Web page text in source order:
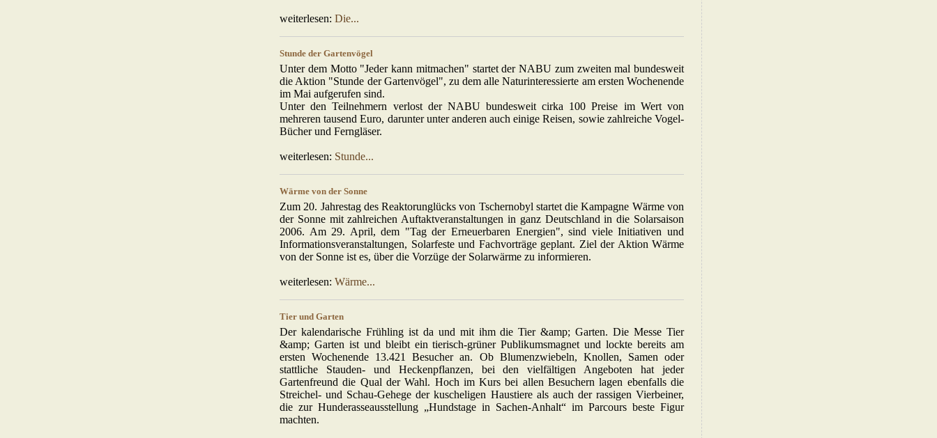
weiterlesen: Die...
Stunde der Gartenvögel
Unter dem Motto "Jeder kann mitmachen" startet der NABU zum zweiten mal bundesweit
die Aktion "Stunde der Gartenvögel", zu dem alle Naturinteressierte am ersten Wochenende
im Mai aufgerufen sind.
Unter den Teilnehmern verlost der NABU bundesweit cirka 100 Preise im Wert von
mehreren tausend Euro, darunter unter anderen auch einige Reisen, sowie zahlreiche Vogel-
Bücher und Ferngläser.
weiterlesen: Stunde...
Wärme von der Sonne
Zum 20. Jahrestag des Reaktorunglücks von Tschernobyl startet die Kampagne Wärme von
der Sonne mit zahlreichen Auftaktveranstaltungen in ganz Deutschland in die Solarsaison
2006. Am 29. April, dem "Tag der Erneuerbaren Energien", sind viele Initiativen und
Informationsveranstaltungen, Solarfeste und Fachvorträge geplant. Ziel der Aktion Wärme
von der Sonne ist es, über die Vorzüge der Solarwärme zu informieren.
weiterlesen: Wärme...
Tier und Garten
Der kalendarische Frühling ist da und mit ihm die Tier &amp; Garten. Die Messe Tier
&amp; Garten ist und bleibt ein tierisch-grüner Publikumsmagnet und lockte bereits am
ersten Wochenende 13.421 Besucher an. Ob Blumenzwiebeln, Knollen, Samen oder
stattliche Stauden- und Heckenpflanzen, bei den vielfältigen Angeboten hat jeder
Gartenfreund die Qual der Wahl. Hoch im Kurs bei allen Besuchern lagen ebenfalls die
Streichel- und Schau-Gehege der kuscheligen Haustiere als auch der rassigen Vierbeiner,
die zur Hunderasseausstellung „Hundstage in Sachen-Anhalt“ im Parcours beste Figur
machten.